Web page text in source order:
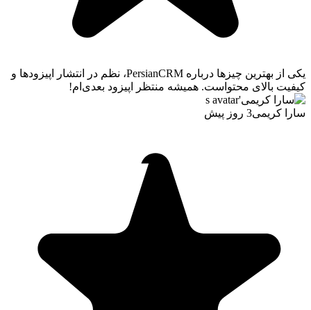
یکی از بهترین چیزها درباره PersianCRM، نظم در انتشار اپیزودها و
کیفیت بالای محتواست. همیشه منتظر اپیزود بعدی‌ام!
سارا کریمی3 روز پیش